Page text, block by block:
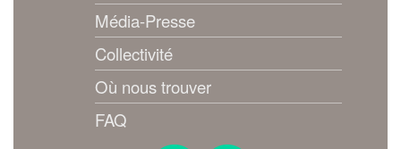
Média-Presse
Collectivité
Où nous trouver
FAQ